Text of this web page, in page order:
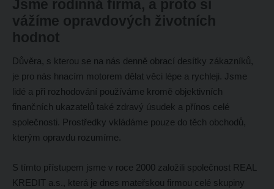
Jsme rodinná firma, a proto si
vážíme opravdových životních
hodnot
Důvěra, s kterou se na nás denně obrací desítky zákazníků,
je pro nás hnacím motorem dělat věci lépe a rychleji. Jsme
lidé a při rozhodování používáme kromě objektivních
finančních ukazatelů také zdravý úsudek a přínos celé
společnosti. Prostředky vkládáme pouze do těch obchodů,
kterým opravdu rozumíme.
S tímto přístupem jsme v roce 2000 založili společnost REAL
KREDIT a.s., která je dnes mateřskou firmou celé skupiny